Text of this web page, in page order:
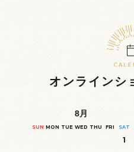
オンラインシ
8月
SUN MON TUE WED THU FRI SAT
1